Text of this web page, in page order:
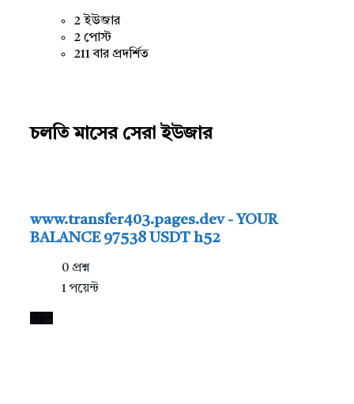
2 ইউজার
2 পোস্ট
211 বার প্রদর্শিত
চলতি মাসের সেরা ইউজার
www.transfer403.pages.dev - YOUR
BALANCE 97538 USDT h52
0 প্রশ্ন
1পয়েন্ট